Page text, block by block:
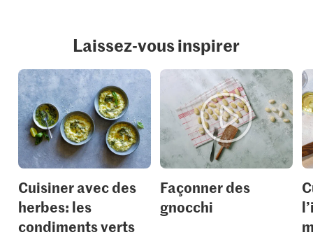
Laissez-vous inspirer
Cuisiner avec des
herbes: les
condiments verts
Façonner des
gnocchi